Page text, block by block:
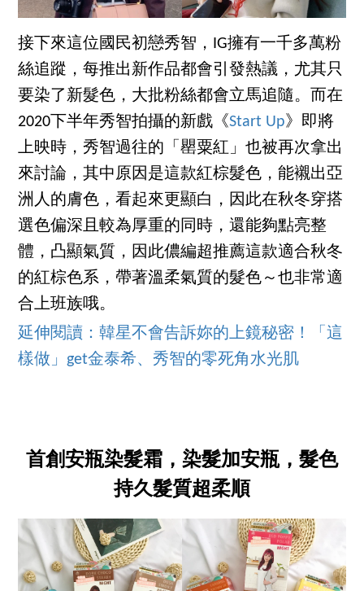
接下來這位國民初戀秀智，IG擁有一千多萬粉
絲追蹤，每推出新作品都會引發熱議，尤其只
要染了新髮色，大批粉絲都會立馬追隨。而在
2020下半年秀智拍攝的新戲《Start Up》即將
上映時，秀智過往的「罌粟紅」也被再次拿出
來討論，其中原因是這款紅棕髮色，能襯出亞
洲人的膚色，看起來更顯白，因此在秋冬穿搭
選色偏深且較為厚重的同時，還能夠點亮整
體，凸顯氣質，因此儂編超推薦這款適合秋冬
的紅棕色系，帶著溫柔氣質的髮色～也非常適
合上班族哦。
延伸閱讀：韓星不會告訴妳的上鏡秘密！「這
樣做」get金泰希、秀智的零死角水光肌
首創安瓶染髮霜，染髮加安瓶，髮色
持久髮質超柔順